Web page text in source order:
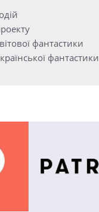
фантастики
фантастики